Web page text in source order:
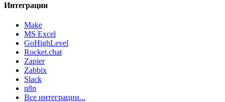
Интеграции
Make
MS Excel
GoHighLevel
Rocket.chat
Zapier
Zabbix
Slack
n8n
Все интеграции...